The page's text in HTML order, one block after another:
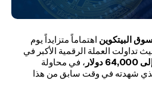
سوق البيتكوين اهتماماً متزايداً يوم
تداولت العملة الرقمية الأكبر في
64,000 دولار
، في محاولة
الذي شهدته في وقت سابق من هذا